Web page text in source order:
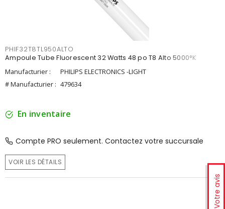
Votre avis
PHIF32T8TL950ALTO
Ampoule Tube Fluorescent 32 Watts 48 po T8 Alto 5000°K
Manufacturier :
PHILIPS ELECTRONICS -LIGHT
# Manufacturier : 479634
En inventaire
Compte PRO seulement. Contactez votre succursale
VOIR LES DÉTAILS